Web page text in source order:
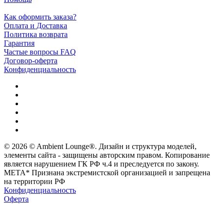
Как оформить заказа?
Оплата и Доставка
Политика возврата
Гарантия
Частые вопросы FAQ
Договор-оферта
Конфиденциальность
© 2026 © Ambient Lounge®. Дизайн и структура моделей,
элементы сайта - защищены авторским правом. Копирование
является нарушением ГК РФ ч.4 и преследуется по закону.
МЕТА* Признана экстремистской организацией и запрещена
на территории РФ
Конфиденциальность
Оферта